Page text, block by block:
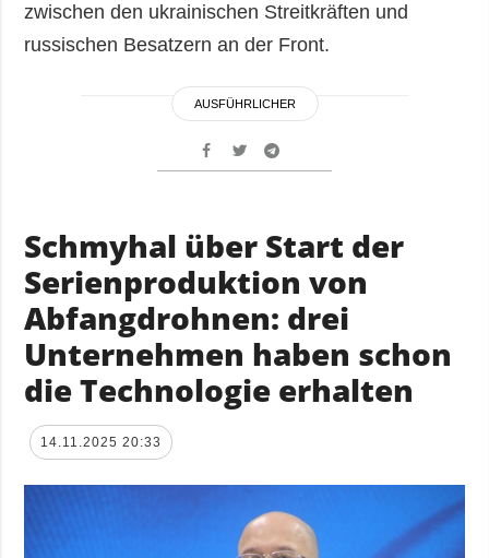
zwischen den ukrainischen Streitkräften und
russischen Besatzern an der Front.
AUSFÜHRLICHER
Schmyhal über Start der
Serienproduktion von
Abfangdrohnen: drei
Unternehmen haben schon
die Technologie erhalten
14.11.2025 20:33